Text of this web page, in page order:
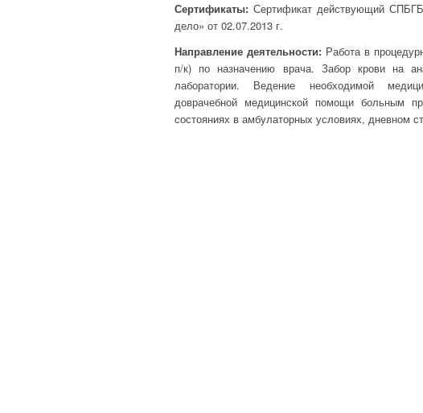
Сертификаты: Сертификат действующий
дело» от 02.07.2013 г.
Направление деятельности: Работа в
п/к) по назначению врача. Забор крови на
лаборатории. Ведение необходимой
доврачебной медицинской помощи больным
состояниях в амбулаторных условиях, дневном